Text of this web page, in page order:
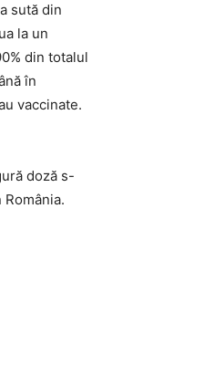
sută din
la un
din totalul
în
vaccinate.
doză s-